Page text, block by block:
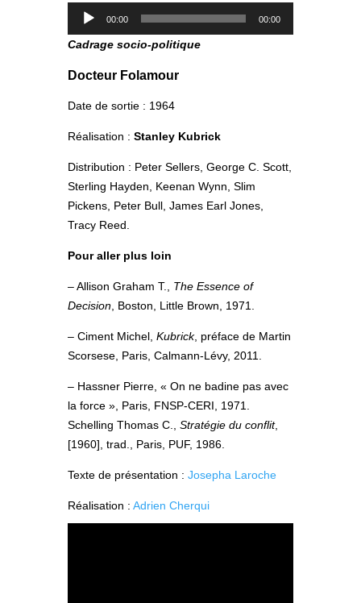
Lecteur
00:00 00:00
Cadrage socio-politique
Docteur Folamour
Date de sortie : 1964
Réalisation : Stanley Kubrick
Distribution : Peter Sellers, George C. Scott,
Sterling Hayden, Keenan Wynn, Slim
Pickens, Peter Bull, James Earl Jones,
Tracy Reed.
Pour aller plus loin
– Allison Graham T., The Essence of
Decision , Boston, Little Brown, 1971.
– Ciment Michel, Kubrick, préface de Martin
Scorsese, Paris, Calmann-Lévy, 2011.
– Hassner Pierre, « On ne badine pas avec
la force », Paris, FNSP-CERI, 1971.
Schelling Thomas C., Stratégie du conflit,
[1960], trad., Paris, PUF, 1986.
Texte de présentation : Josepha Laroche
Réalisation : Adrien Cherqui